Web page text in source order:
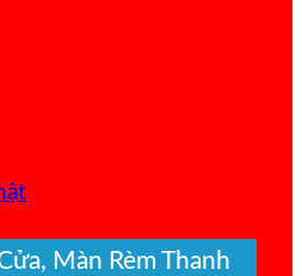
Màn Rèm Thanh